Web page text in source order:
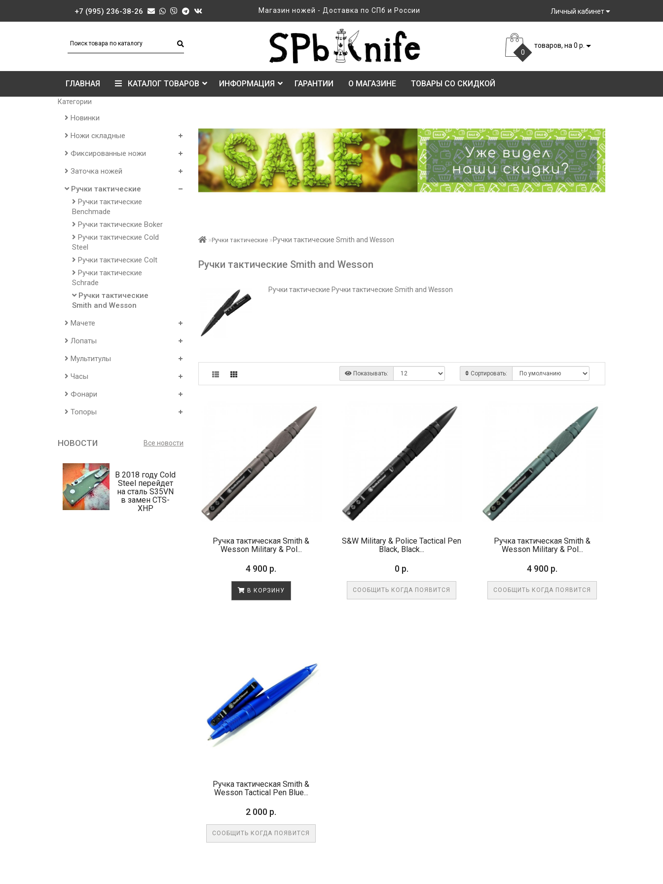
+7 (995) 236-38-26 Магазин ножей - Доставка по СПб и России Личный кабинет
0
товаров, на 0 р.
ГЛАВНАЯ КАТАЛОГ ТОВАРОВ ИНФОРМАЦИЯ ГАРАНТИИ О МАГАЗИНЕ ТОВАРЫ СО СКИДКОЙ
Категории
Новинки
Ножи складные
Фиксированные ножи
Заточка ножей
Ручки тактические
Ручки тактические
Benchmade
Ручки тактические Boker
Ручки тактические Cold
Steel
Ручки тактические Colt
Ручки тактические
Schrade
Ручки тактические
Smith and Wesson
Мачете
Лопаты
Мультитулы
Часы
Фонари
Топоры
НОВОСТИ Все новости
В 2018 году Cold
Steel перейдет
на сталь S35VN
в замен CTS-
XHP
Ручки тактические Ручки тактические Smith and Wesson
Ручки тактические Smith and Wesson
Ручки тактические Ручки тактические Smith and Wesson
Сортировать:
Показывать:
Ручка тактическая Smith &
Wesson Military & Pol...
4 900 р.
В КОРЗИНУ
S&W Military & Police Tactical Pen
Black, Black...
0 р.
СООБЩИТЬ КОГДА ПОЯВИТСЯ
Ручка тактическая Smith &
Wesson Military & Pol...
4 900 р.
СООБЩИТЬ КОГДА ПОЯВИТСЯ
Ручка тактическая Smith &
Wesson Tactical Pen Blue...
2 000 р.
СООБЩИТЬ КОГДА ПОЯВИТСЯ